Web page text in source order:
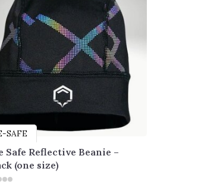
SAFE
Safe Reflective Beanie –
(one size)